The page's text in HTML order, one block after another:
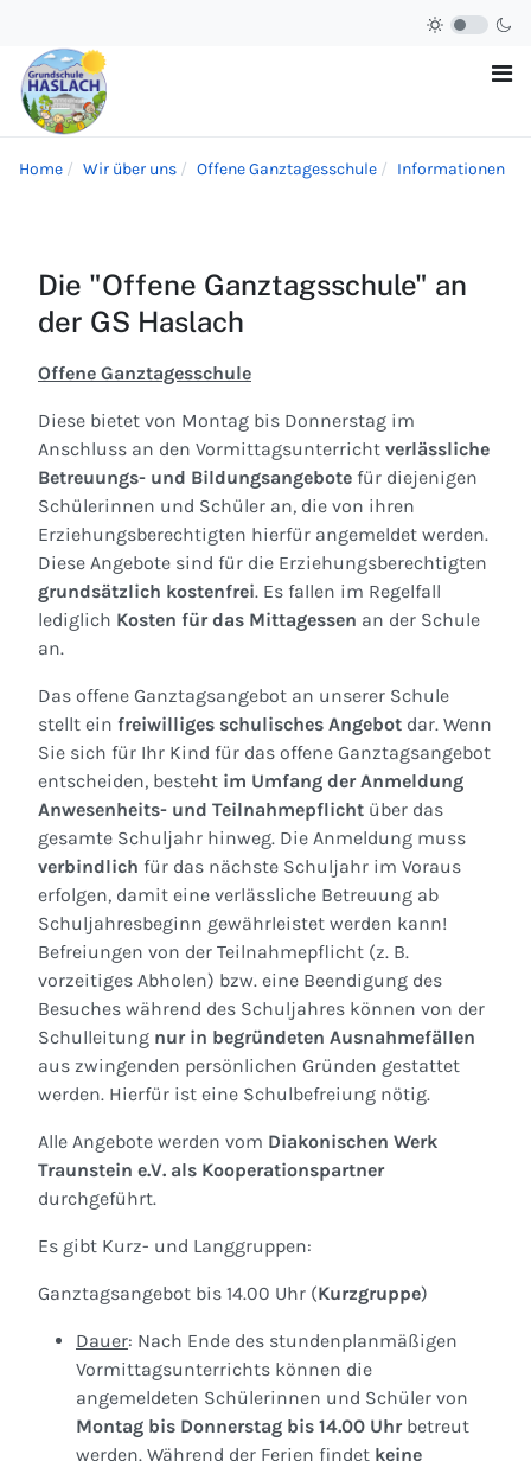
Home Wir über uns Offene Ganztagesschule Informationen
Die "Offene Ganztagsschule" an
der GS Haslach
Offene Ganztagesschule
Diese bietet von Montag bis Donnerstag im
Anschluss an den Vormittagsunterricht verlässliche
Betreuungs- und Bildungsangebote für diejenigen
Schülerinnen und Schüler an, die von ihren
Erziehungsberechtigten hierfür angemeldet werden.
Diese Angebote sind für die Erziehungsberechtigten
grundsätzlich kostenfrei. Es fallen im Regelfall
lediglich Kosten für das Mittagessen an der Schule
an.
Das offene Ganztagsangebot an unserer Schule
stellt ein freiwilliges schulisches Angebot dar. Wenn
Sie sich für Ihr Kind für das offene Ganztagsangebot
entscheiden, besteht im Umfang der Anmeldung
Anwesenheits- und Teilnahmepflicht über das
gesamte Schuljahr hinweg. Die Anmeldung muss
verbindlich für das nächste Schuljahr im Voraus
erfolgen, damit eine verlässliche Betreuung ab
Schuljahresbeginn gewährleistet werden kann!
Befreiungen von der Teilnahmepflicht (z. B.
vorzeitiges Abholen) bzw. eine Beendigung des
Besuches während des Schuljahres können von der
Schulleitung nur in begründeten Ausnahmefällen
aus zwingenden persönlichen Gründen gestattet
werden. Hierfür ist eine Schulbefreiung nötig.
Alle Angebote werden vom Diakonischen Werk
Traunstein e.V. als Kooperationspartner
durchgeführt.
Es gibt Kurz- und Langgruppen:
Ganztagsangebot bis 14.00 Uhr (Kurzgruppe)
Dauer: Nach Ende des stundenplanmäßigen
Vormittagsunterrichts können die
angemeldeten Schülerinnen und Schüler von
Montag bis Donnerstag bis 14.00 Uhrbetreut
werden. Während der Ferien findet keine